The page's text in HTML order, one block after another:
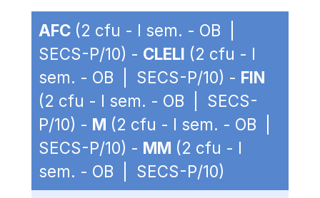
AFC (2 cfu - I sem. - OB |
SECS-P/10) - CLELI (2 cfu - I
sem. - OB | SECS-P/10) - FIN
(2 cfu - I sem. - OB | SECS-
P/10) - M (2 cfu - I sem. - OB |
SECS-P/10) - MM (2 cfu - I
sem. - OB | SECS-P/10)